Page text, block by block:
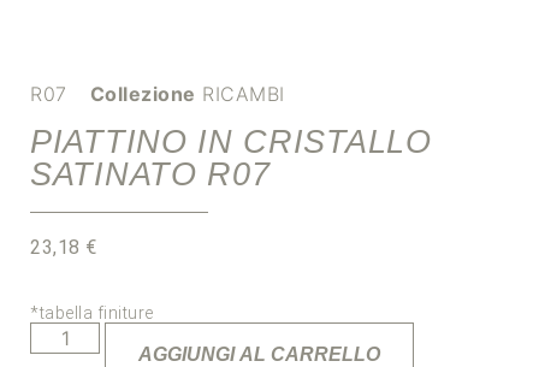
R07 Collezione RICAMBI
PIATTINO IN CRISTALLO
SATINATO R07
23,18 €
*tabella finiture
AGGIUNGI AL CARRELLO